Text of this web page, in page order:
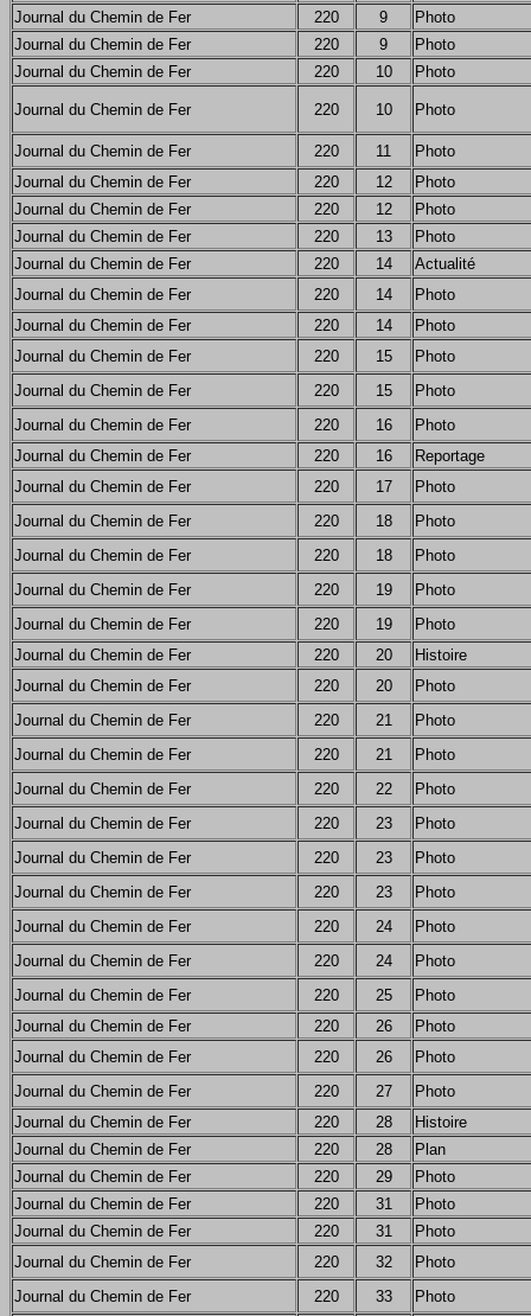
Journal du Chemin de Fer
220 9
Photo
Journal du Chemin de Fer
220 9
Photo
Journal du Chemin de Fer
220 10 Photo
Journal du Chemin de Fer 220 10 Photo
Journal du Chemin de Fer 220 11
Photo
Journal du Chemin de Fer
220 12
Photo
Journal du Chemin de Fer
220 12
Photo
Journal du Chemin de Fer
220 13
Photo
Journal du Chemin de Fer
220 14
Actualité
Journal du Chemin de Fer
220 14
Photo
Journal du Chemin de Fer
220 14
Photo
Journal du Chemin de Fer
220 15
Photo
Journal du Chemin de Fer
220 15
Photo
Journal du Chemin de Fer
220 16
Photo
Journal du Chemin de Fer
220 16
Reportage
Journal du Chemin de Fer
220 17
Photo
Journal du Chemin de Fer
220 18
Photo
Journal du Chemin de Fer
220 18
Photo
Journal du Chemin de Fer
220 19
Photo
Journal du Chemin de Fer
220 19
Photo
Journal du Chemin de Fer
220 20
Histoire
Journal du Chemin de Fer
220 20
Photo
Journal du Chemin de Fer
220 21
Photo
Journal du Chemin de Fer
220 21
Photo
Journal du Chemin de Fer
220 22
Photo
Journal du Chemin de Fer
220 23
Photo
Journal du Chemin de Fer
220 23
Photo
Journal du Chemin de Fer
220 23
Photo
Journal du Chemin de Fer
220 24
Photo
Journal du Chemin de Fer
220 24
Photo
Journal du Chemin de Fer
220 25
Photo
Journal du Chemin de Fer
220 26
Photo
Journal du Chemin de Fer
220 26
Photo
Journal du Chemin de Fer
220 27
Photo
Journal du Chemin de Fer
220 28
Histoire
Journal du Chemin de Fer
220 28
Plan
Journal du Chemin de Fer
220 29
Photo
Journal du Chemin de Fer
220 31
Photo
Journal du Chemin de Fer
220 31
Photo
Journal du Chemin de Fer
220 32
Photo
Journal du Chemin de Fer
220 33
Photo